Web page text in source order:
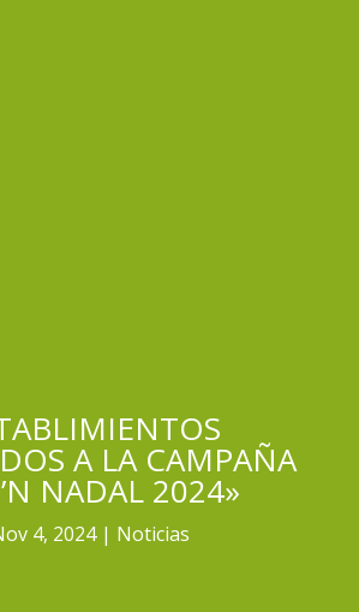
A LA CAMPAÑA
NADAL 2024»
4, 2024 Noticias